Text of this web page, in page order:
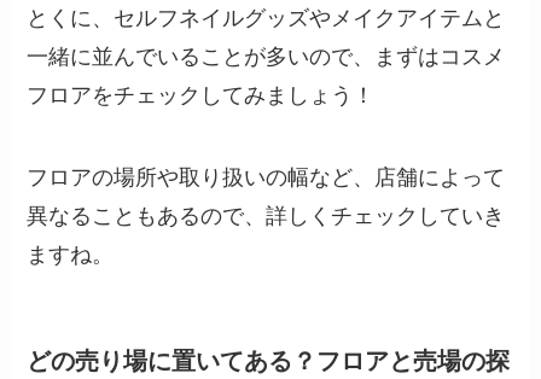
とくに、セルフネイルグッズやメイクアイテムと
一緒に並んでいることが多いので、まずはコスメ
フロアをチェックしてみましょう！
フロアの場所や取り扱いの幅など、店舗によって
異なることもあるので、詳しくチェックしていき
ますね。
どの売り場に置いてある？フロアと売場の探